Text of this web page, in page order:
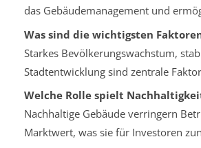
das Gebäudemanagement und
Was sind die wichtigsten
Starkes Bevölkerungswachstum,
Stadtentwicklung sind zentrale
Welche Rolle spielt
Nachhaltige Gebäude verringern
Marktwert, was sie für Investoren